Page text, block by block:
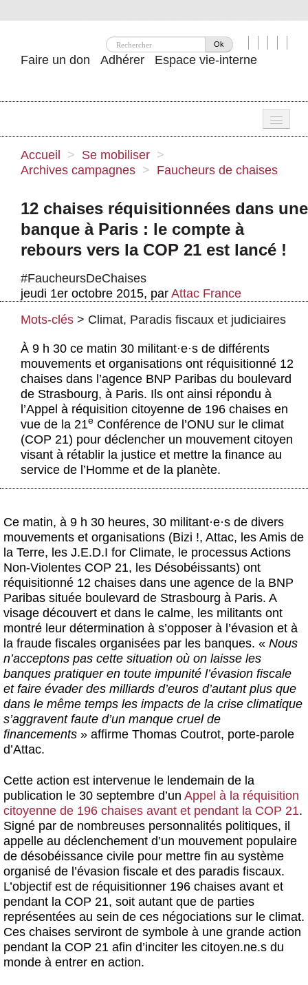
Ok
Faire un don Adhérer Espace vie-interne
Attac ?
Nos idées
Se mobiliser
Publications
Agenda
Actus et médias
Boutique
Accueil > Se mobiliser >
Archives campagnes > Faucheurs de chaises
12 chaises réquisitionnées dans une
banque à Paris : le compte à
rebours vers la COP 21 est lancé !
#FaucheursDeChaises
jeudi 1er octobre 2015, par Attac France
Mots-clés > Climat, Paradis fiscaux et judiciaires
À 9 h 30 ce matin 30 militant·e·s de différents
mouvements et organisations ont réquisitionné 12
chaises dans l’agence BNP Paribas du boulevard
de Strasbourg, à Paris. Ils ont ainsi répondu à
l’Appel à réquisition citoyenne de 196 chaises en
vue de la 21e Conférence de l’ONU sur le climat
(COP 21) pour déclencher un mouvement citoyen
visant à rétablir la justice et mettre la finance au
service de l’Homme et de la planète.
Ce matin, à 9 h 30 heures, 30 militant·e·s de divers
mouvements et organisations (Bizi !, Attac, les Amis de
la Terre, les J.E.D.I for Climate, le processus Actions
Non-Violentes COP 21, les Désobéissants) ont
réquisitionné 12 chaises dans une agence de la BNP
Paribas située boulevard de Strasbourg à Paris. A
visage découvert et dans le calme, les militants ont
montré leur détermination à s’opposer à l’évasion et à
la fraude fiscales organisées par les banques. « Nous
n’acceptons pas cette situation où on laisse les
banques pratiquer en toute impunité l’évasion fiscale
et faire évader des milliards d’euros d’autant plus que
dans le même temps les impacts de la crise climatique
s’aggravent faute d’un manque cruel de
financements » affirme Thomas Coutrot, porte-parole
d’Attac.
Cette action est intervenue le lendemain de la
publication le 30 septembre d’un Appel à la réquisition
citoyenne de 196 chaises avant et pendant la COP 21.
Signé par de nombreuses personnalités politiques, il
appelle au déclenchement d’un mouvement populaire
de désobéissance civile pour mettre fin au système
organisé de l’évasion fiscale et des paradis fiscaux.
L’objectif est de réquisitionner 196 chaises avant et
pendant la COP 21, soit autant que de parties
représentées au sein de ces négociations sur le climat.
Ces chaises serviront de symbole à une grande action
pendant la COP 21 afin d’inciter les citoyen.ne.s du
monde à entrer en action.